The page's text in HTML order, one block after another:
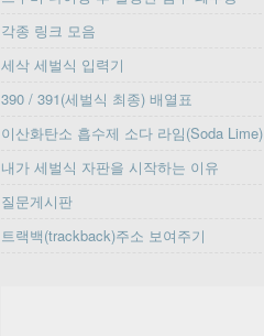
각종 링크 모음
세삭 세벌식 입력기
390 / 391(세벌식 최종) 배열표
이산화탄소 흡수제 소다 라임(Soda Lime)
내가 세벌식 자판을 시작하는 이유
질문게시판
트랙백(trackback)주소 보여주기